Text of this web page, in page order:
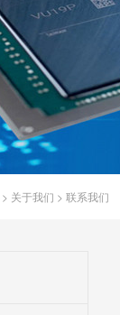
> 关于我们 > 联系我们